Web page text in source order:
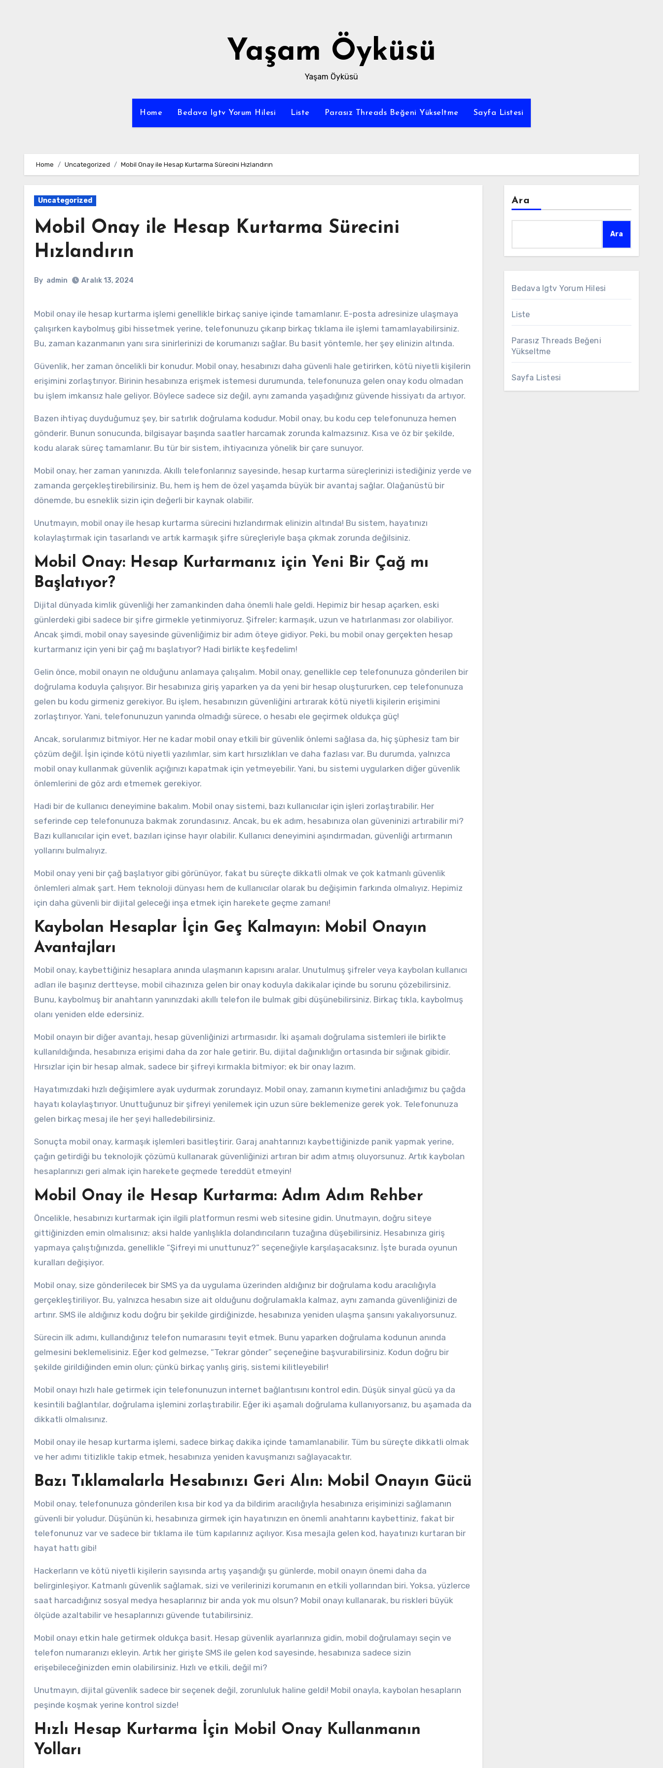
Yaşam Öyküsü
Yaşam Öyküsü
Home Bedava Igtv Yorum Hilesi Liste Parasız Threads Beğeni Yükseltme Sayfa Listesi
Home Uncategorized Mobil Onay ile Hesap Kurtarma Sürecini Hızlandırın
Uncategorized
Mobil Onay ile Hesap Kurtarma Sürecini
Hızlandırın
By admin Aralık 13, 2024
Mobil onay ile hesap kurtarma işlemi genellikle birkaç saniye içinde tamamlanır. E-posta adresinize ulaşmaya
çalışırken kaybolmuş gibi hissetmek yerine, telefonunuzu çıkarıp birkaç tıklama ile işlemi tamamlayabilirsiniz.
Bu, zaman kazanmanın yanı sıra sinirlerinizi de korumanızı sağlar. Bu basit yöntemle, her şey elinizin altında.
Güvenlik, her zaman öncelikli bir konudur. Mobil onay, hesabınızı daha güvenli hale getirirken, kötü niyetli kişilerin
erişimini zorlaştırıyor. Birinin hesabınıza erişmek istemesi durumunda, telefonunuza gelen onay kodu olmadan
bu işlem imkansız hale geliyor. Böylece sadece siz değil, aynı zamanda yaşadığınız güvende hissiyatı da artıyor.
Bazen ihtiyaç duyduğumuz şey, bir satırlık doğrulama kodudur. Mobil onay, bu kodu cep telefonunuza hemen
gönderir. Bunun sonucunda, bilgisayar başında saatler harcamak zorunda kalmazsınız. Kısa ve öz bir şekilde,
kodu alarak süreç tamamlanır. Bu tür bir sistem, ihtiyacınıza yönelik bir çare sunuyor.
Mobil onay, her zaman yanınızda. Akıllı telefonlarınız sayesinde, hesap kurtarma süreçlerinizi istediğiniz yerde ve
zamanda gerçekleştirebilirsiniz. Bu, hem iş hem de özel yaşamda büyük bir avantaj sağlar. Olağanüstü bir
dönemde, bu esneklik sizin için değerli bir kaynak olabilir.
Unutmayın, mobil onay ile hesap kurtarma sürecini hızlandırmak elinizin altında! Bu sistem, hayatınızı
kolaylaştırmak için tasarlandı ve artık karmaşık şifre süreçleriyle başa çıkmak zorunda değilsiniz.
Mobil Onay: Hesap Kurtarmanız için Yeni Bir Çağ mı
Başlatıyor?
Dijital dünyada kimlik güvenliği her zamankinden daha önemli hale geldi. Hepimiz bir hesap açarken, eski
günlerdeki gibi sadece bir şifre girmekle yetinmiyoruz. Şifreler; karmaşık, uzun ve hatırlanması zor olabiliyor.
Ancak şimdi, mobil onay sayesinde güvenliğimiz bir adım öteye gidiyor. Peki, bu mobil onay gerçekten hesap
kurtarmanız için yeni bir çağ mı başlatıyor? Hadi birlikte keşfedelim!
Gelin önce, mobil onayın ne olduğunu anlamaya çalışalım. Mobil onay, genellikle cep telefonunuza gönderilen bir
doğrulama koduyla çalışıyor. Bir hesabınıza giriş yaparken ya da yeni bir hesap oluştururken, cep telefonunuza
gelen bu kodu girmeniz gerekiyor. Bu işlem, hesabınızın güvenliğini artırarak kötü niyetli kişilerin erişimini
zorlaştırıyor. Yani, telefonunuzun yanında olmadığı sürece, o hesabı ele geçirmek oldukça güç!
Ancak, sorularımız bitmiyor. Her ne kadar mobil onay etkili bir güvenlik önlemi sağlasa da, hiç şüphesiz tam bir
çözüm değil. İşin içinde kötü niyetli yazılımlar, sim kart hırsızlıkları ve daha fazlası var. Bu durumda, yalnızca
mobil onay kullanmak güvenlik açığınızı kapatmak için yetmeyebilir. Yani, bu sistemi uygularken diğer güvenlik
önlemlerini de göz ardı etmemek gerekiyor.
Hadi bir de kullanıcı deneyimine bakalım. Mobil onay sistemi, bazı kullanıcılar için işleri zorlaştırabilir. Her
seferinde cep telefonunuza bakmak zorundasınız. Ancak, bu ek adım, hesabınıza olan güveninizi artırabilir mi?
Bazı kullanıcılar için evet, bazıları içinse hayır olabilir. Kullanıcı deneyimini aşındırmadan, güvenliği artırmanın
yollarını bulmalıyız.
Mobil onay yeni bir çağ başlatıyor gibi görünüyor, fakat bu süreçte dikkatli olmak ve çok katmanlı güvenlik
önlemleri almak şart. Hem teknoloji dünyası hem de kullanıcılar olarak bu değişimin farkında olmalıyız. Hepimiz
için daha güvenli bir dijital geleceği inşa etmek için harekete geçme zamanı!
Kaybolan Hesaplar İçin Geç Kalmayın: Mobil Onayın
Avantajları
Mobil onay, kaybettiğiniz hesaplara anında ulaşmanın kapısını aralar. Unutulmuş şifreler veya kaybolan kullanıcı
adları ile başınız dertteyse, mobil cihazınıza gelen bir onay koduyla dakikalar içinde bu sorunu çözebilirsiniz.
Bunu, kaybolmuş bir anahtarın yanınızdaki akıllı telefon ile bulmak gibi düşünebilirsiniz. Birkaç tıkla, kaybolmuş
olanı yeniden elde edersiniz.
Mobil onayın bir diğer avantajı, hesap güvenliğinizi artırmasıdır. İki aşamalı doğrulama sistemleri ile birlikte
kullanıldığında, hesabınıza erişimi daha da zor hale getirir. Bu, dijital dağınıklığın ortasında bir sığınak gibidir.
Hırsızlar için bir hesap almak, sadece bir şifreyi kırmakla bitmiyor; ek bir onay lazım.
Hayatımızdaki hızlı değişimlere ayak uydurmak zorundayız. Mobil onay, zamanın kıymetini anladığımız bu çağda
hayatı kolaylaştırıyor. Unuttuğunuz bir şifreyi yenilemek için uzun süre beklemenize gerek yok. Telefonunuza
gelen birkaç mesaj ile her şeyi halledebilirsiniz.
Sonuçta mobil onay, karmaşık işlemleri basitleştirir. Garaj anahtarınızı kaybettiğinizde panik yapmak yerine,
çağın getirdiği bu teknolojik çözümü kullanarak güvenliğinizi artıran bir adım atmış oluyorsunuz. Artık kaybolan
hesaplarınızı geri almak için harekete geçmede tereddüt etmeyin!
Mobil Onay ile Hesap Kurtarma: Adım Adım Rehber
Öncelikle, hesabınızı kurtarmak için ilgili platformun resmi web sitesine gidin. Unutmayın, doğru siteye
gittiğinizden emin olmalısınız; aksi halde yanlışlıkla dolandırıcıların tuzağına düşebilirsiniz. Hesabınıza giriş
yapmaya çalıştığınızda, genellikle “Şifreyi mi unuttunuz?” seçeneğiyle karşılaşacaksınız. İşte burada oyunun
kuralları değişiyor.
Mobil onay, size gönderilecek bir SMS ya da uygulama üzerinden aldığınız bir doğrulama kodu aracılığıyla
gerçekleştiriliyor. Bu, yalnızca hesabın size ait olduğunu doğrulamakla kalmaz, aynı zamanda güvenliğinizi de
artırır. SMS ile aldığınız kodu doğru bir şekilde girdiğinizde, hesabınıza yeniden ulaşma şansını yakalıyorsunuz.
Sürecin ilk adımı, kullandığınız telefon numarasını teyit etmek. Bunu yaparken doğrulama kodunun anında
gelmesini beklemelisiniz. Eğer kod gelmezse, “Tekrar gönder” seçeneğine başvurabilirsiniz. Kodun doğru bir
şekilde girildiğinden emin olun; çünkü birkaç yanlış giriş, sistemi kilitleyebilir!
Mobil onayı hızlı hale getirmek için telefonunuzun internet bağlantısını kontrol edin. Düşük sinyal gücü ya da
kesintili bağlantılar, doğrulama işlemini zorlaştırabilir. Eğer iki aşamalı doğrulama kullanıyorsanız, bu aşamada da
dikkatli olmalısınız.
Mobil onay ile hesap kurtarma işlemi, sadece birkaç dakika içinde tamamlanabilir. Tüm bu süreçte dikkatli olmak
ve her adımı titizlikle takip etmek, hesabınıza yeniden kavuşmanızı sağlayacaktır.
Bazı Tıklamalarla Hesabınızı Geri Alın: Mobil Onayın Gücü
Mobil onay, telefonunuza gönderilen kısa bir kod ya da bildirim aracılığıyla hesabınıza erişiminizi sağlamanın
güvenli bir yoludur. Düşünün ki, hesabınıza girmek için hayatınızın en önemli anahtarını kaybettiniz, fakat bir
telefonunuz var ve sadece bir tıklama ile tüm kapılarınız açılıyor. Kısa mesajla gelen kod, hayatınızı kurtaran bir
hayat hattı gibi!
Hackerların ve kötü niyetli kişilerin sayısında artış yaşandığı şu günlerde, mobil onayın önemi daha da
belirginleşiyor. Katmanlı güvenlik sağlamak, sizi ve verilerinizi korumanın en etkili yollarından biri. Yoksa, yüzlerce
saat harcadığınız sosyal medya hesaplarınız bir anda yok mu olsun? Mobil onayı kullanarak, bu riskleri büyük
ölçüde azaltabilir ve hesaplarınızı güvende tutabilirsiniz.
Mobil onayı etkin hale getirmek oldukça basit. Hesap güvenlik ayarlarınıza gidin, mobil doğrulamayı seçin ve
telefon numaranızı ekleyin. Artık her girişte SMS ile gelen kod sayesinde, hesabınıza sadece sizin
erişebileceğinizden emin olabilirsiniz. Hızlı ve etkili, değil mi?
Unutmayın, dijital güvenlik sadece bir seçenek değil, zorunluluk haline geldi! Mobil onayla, kaybolan hesapların
peşinde koşmak yerine kontrol sizde!
Hızlı Hesap Kurtarma İçin Mobil Onay Kullanmanın
Yolları
Ara
Ara
Bedava Igtv Yorum Hilesi
Liste
Parasız Threads Beğeni
Yükseltme
Sayfa Listesi